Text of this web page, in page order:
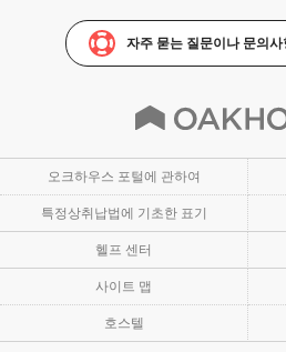
자주 묻는 질문이나 문의
오크하우스 포털에 관하여
특정상취납법에 기초한 표기
헬프 센터
사이트 맵
호스텔